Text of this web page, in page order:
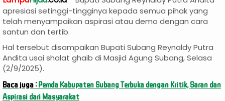
apresiasi setinggi-tingginya kepada semua pihak yang
telah menyampaikan aspirasi atau demo dengan cara
santun dan tertib.
Hal tersebut disampaikan Bupati Subang Reynaldy Putra
Andita usai shalat ghaib di Masjid Agung Subang, Selasa
(2/9/2025).
Baca juga :Pemda Kabupaten Subang Terbuka dengan Kritik, Saran dan
Aspirasi dari Masyarakat